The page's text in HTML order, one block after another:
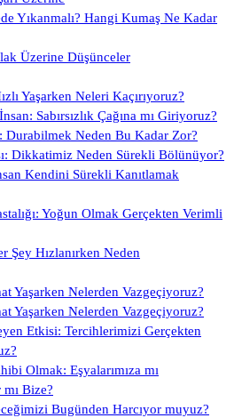
Yıkanmalı? Hangi Kumaş Ne Kadar
Üzerine Düşünceler
Yaşarken Neleri Kaçırıyoruz?
Sabırsızlık Çağına mı Giriyoruz?
Neden Bu Kadar Zor?
Dikkatimiz Neden Sürekli Bölünüyor?
Kendini Sürekli Kanıtlamak
Yoğun Olmak Gerçekten Verimli
Şey Hızlanırken Neden
Yaşarken Nelerden Vazgeçiyoruz?
Yaşarken Nelerden Vazgeçiyoruz?
Etkisi: Tercihlerimizi Gerçekten
Olmak: Eşyalarımıza mı
Bize?
Bugünden Harcıyor muyuz?